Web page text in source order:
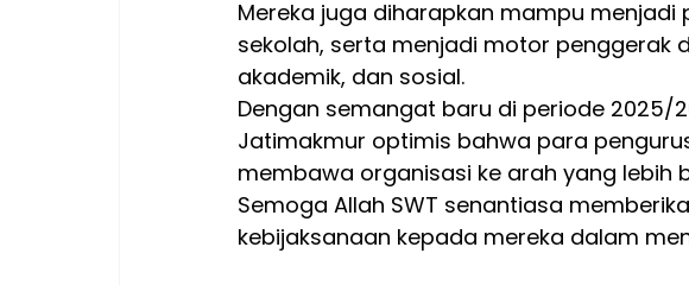
Mereka juga diharapkan mampu
sekolah, serta menjadi motor
akademik, dan sosial.
Dengan semangat baru di periode 2025/
Jatimakmur optimis bahwa para
membawa organisasi ke arah yang lebih
Semoga Allah SWT senantiasa
kebijaksanaan kepada mereka dalam